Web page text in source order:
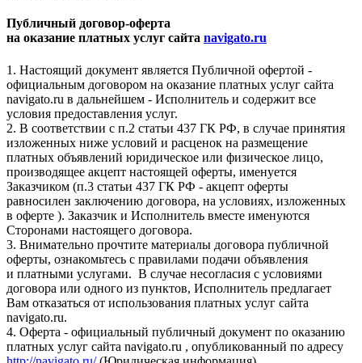
Публичный договор-оферта
на оказание платных услуг сайта navigato.ru
1. Настоящий документ является Публичной офертой -
официальным договором на оказание платных услуг сайта
navigato.ru в дальнейшем - Исполнитель и содержит все
условия предоставления услуг.
2. В соответствии с п.2 статьи 437 ГК РФ, в случае принятия
изложенных ниже условий и расценок на размещение
платных объявлений юридическое или физическое лицо,
производящее акцепт настоящей оферты, именуется
Заказчиком (п.3 статьи 437 ГК РФ - акцепт оферты
равносилен заключению договора, на условиях, изложенных
в оферте ). Заказчик и Исполнитель вместе именуются
Сторонами настоящего договора.
3. Внимательно прочтите материалы договора публичной
оферты, ознакомьтесь с правилами подачи объявления
и платными услугами. В случае несогласия с условиями
договора или одного из пунктов, Исполнитель предлагает
Вам отказаться от использования платных услуг сайта
navigato.ru.
4. Оферта - официальный публичный документ по оказанию
платных услуг сайта navigato.ru , опубликованный по адресу